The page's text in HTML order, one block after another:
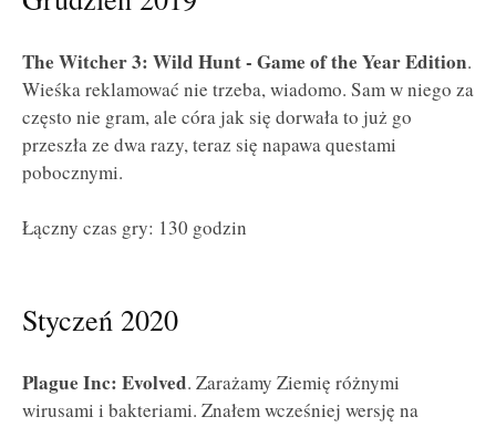
The Witcher 3: Wild Hunt - Game of the Year Edition.
Wieśka reklamować nie trzeba, wiadomo. Sam w niego za
często nie gram, ale córa jak się dorwała to już go
przeszła ze dwa razy, teraz się napawa questami
pobocznymi.
Łączny czas gry: 130 godzin
Styczeń 2020
Plague Inc: Evolved. Zarażamy Ziemię różnymi
wirusami i bakteriami. Znałem wcześniej wersję na